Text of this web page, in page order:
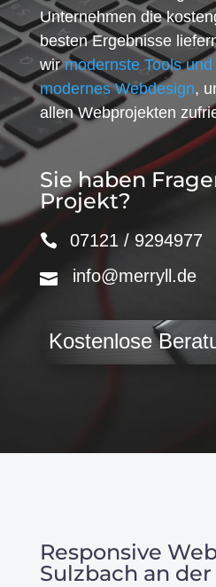
Unternehmen die
besten Ergebnisse
wirmodernste Tools
modernes Webdesign,
allen Webprojekten
Sie haben
Projekt?
07121 / 9294977
info@merryll.de
Kostenlose
Responsive
Sulzbach an